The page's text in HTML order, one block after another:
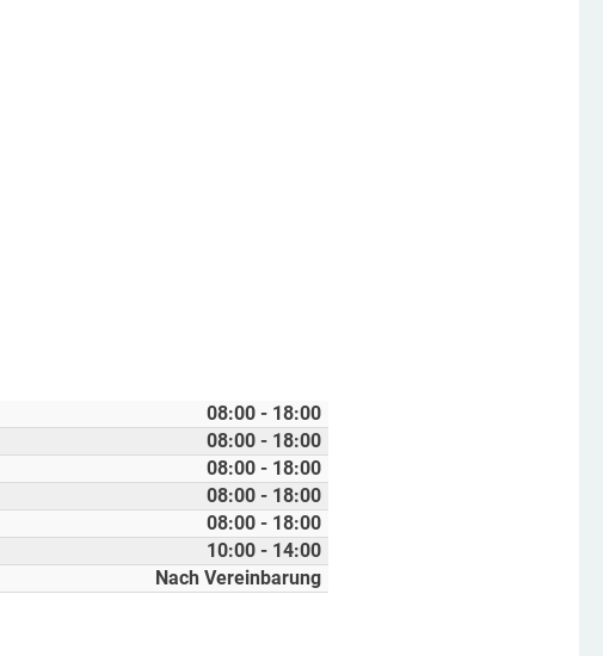
08:00 - 18:00
08:00 - 18:00
08:00 - 18:00
08:00 - 18:00
08:00 - 18:00
10:00 - 14:00
Nach Vereinbarung